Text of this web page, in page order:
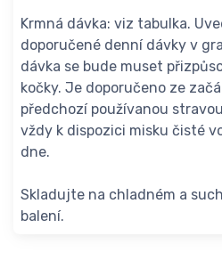
Krmná dávka: viz tabulka.
doporučené denní dávky v
dávka se bude muset
kočky. Je doporučeno ze
předchozí používanou
vždy k dispozici misku čisté
dne.
Skladujte na chladném a
balení.